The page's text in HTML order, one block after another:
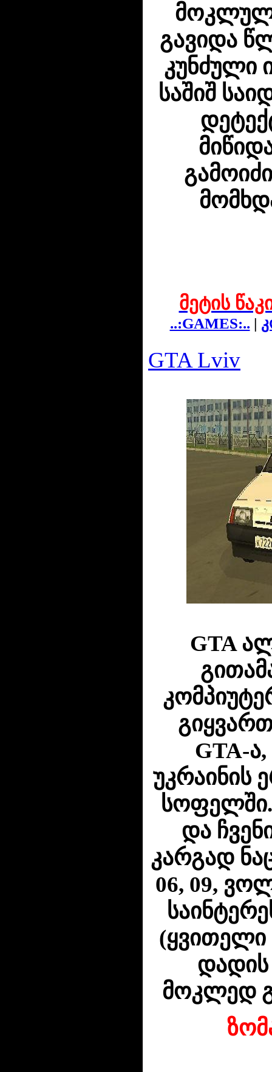
გავიდა
კუნძული
საშიშ
მეტის
..:GAMES:.. |
GTA Lviv
GTA
GTA-
უკრაინის
და
კარგად
06, 09,
(ყვითელი
მოკლედ